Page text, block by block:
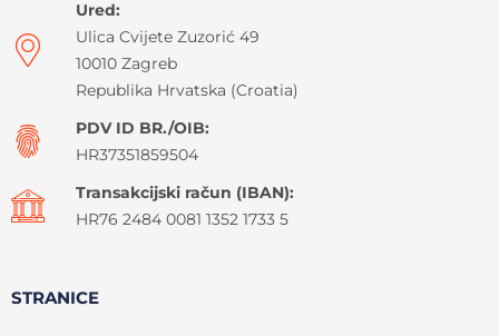
Ured:
Ulica Cvijete Zuzorić 49
10010 Zagreb
Republika Hrvatska (Croatia)
PDV ID BR./OIB:
HR37351859504
Transakcijski račun (IBAN):
HR76 2484 0081 1352 1733 5
STRANICE